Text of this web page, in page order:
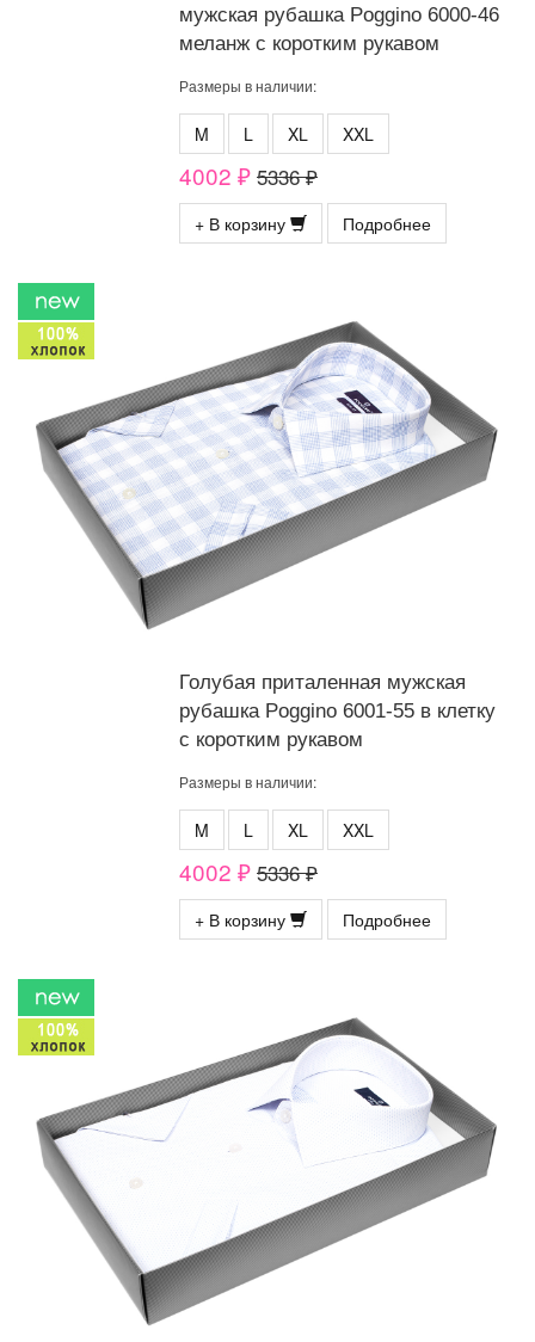
мужская рубашка Poggino 6000-46
меланж с коротким рукавом
Размеры в наличии:
M L XL XXL
4002 ₽ 5336 ₽
+ В корзину Подробнее
Голубая приталенная мужская
рубашка Poggino 6001-55 в клетку
с коротким рукавом
Размеры в наличии:
M L XL XXL
4002 ₽ 5336 ₽
+ В корзину Подробнее